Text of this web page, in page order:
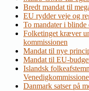
Bredt mandat til
EU rydder veje og
To mandater i
Folketinget kræver
kommissionen
Mandat til nye
Mandat til EU-
Islandsk
Danmark satser på